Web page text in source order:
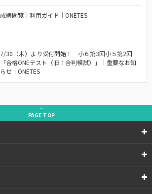
成績閲覧｜利用ガイド｜ONETES
7/30（木）より受付開始！ 小６第3回小５第2回
「合格ONEテスト（旧：合判模試）」｜重要なお知
らせ｜ONETES
PAGE TOP